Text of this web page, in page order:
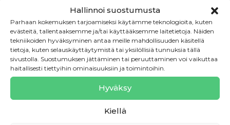
Hallinnoi suostumusta
Parhaan kokemuksen tarjoamiseksi käytämme teknologioita, kuten
evästeitä, tallentaaksemme ja/tai käyttääksemme laitetietoja. Näiden
tekniikoiden hyväksyminen antaa meille mahdollisuuden käsitellä
tietoja, kuten selauskäyttäytymistä tai yksilöllisiä tunnuksia tällä
sivustolla. Suostumuksen jättäminen tai peruuttaminen voi vaikuttaa
haitallisesti tiettyihin ominaisuuksiin ja toimintoihin.
Hyväksy
Kiellä
huomioida liiketoiminnassa.
Itse kiteyttäisin kampanjan tavoitteen seuraavasti:
Yrittäjät eivät etsi tietoa, vaan ratkaisuja.
Kampanjan projektipäällikkönä toimii PRH:n
Olli Ilmarinen